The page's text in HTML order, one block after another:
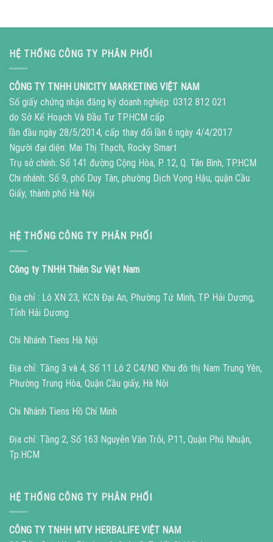
HỆ THỐNG CÔNG TY PHÂN PHỐI
CÔNG TY TNHH UNICITY MARKETING VIỆT NAM
Số giấy chứng nhận đăng ký doanh nghiệp: 0312 812 021
do Sở Kế Hoạch Và Đầu Tư TP.HCM cấp
lần đầu ngày 28/5/2014, cấp thay đổi lần 6 ngày 4/4/2017
Người đại diện: Mai Thị Thạch, Rocky Smart
Trụ sở chính: Số 141 đường Cộng Hòa, P. 12, Q. Tân Bình, TP.HCM
Chi nhánh: Số 9, phố Duy Tân, phường Dịch Vọng Hậu, quận Cầu
Giấy, thành phố Hà Nội
HỆ THỐNG CÔNG TY PHÂN PHỐI
Công ty TNHH Thiên Sư Việt Nam
Địa chỉ : Lô XN 23, KCN Đại An, Phường Tứ Minh, TP Hải Dương,
Tỉnh Hải Dương
Chi Nhánh Tiens Hà Nội
Địa chỉ: Tầng 3 và 4, Số 11 Lô 2 C4/NO Khu đô thị Nam Trung Yên,
Phường Trung Hòa, Quận Cầu giấy, Hà Nội
Chi Nhánh Tiens Hồ Chí Minh
Địa chỉ: Tầng 2, Số 163 Nguyễn Văn Trỗi, P11, Quận Phú Nhuận,
Tp.HCM
HỆ THỐNG CÔNG TY PHÂN PHỐI
CÔNG TY TNHH MTV HERBALIFE VIỆT NAM